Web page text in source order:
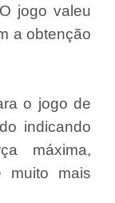
jogo valeu
a obtenção
o jogo de
indicando
máxima,
muito mais